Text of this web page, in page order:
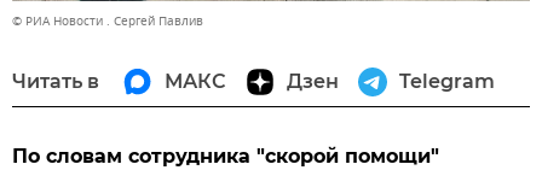
© РИА Новости . Сергей Павлив
Читать в МАКС Дзен Telegram
По словам сотрудника "скорой помощи"